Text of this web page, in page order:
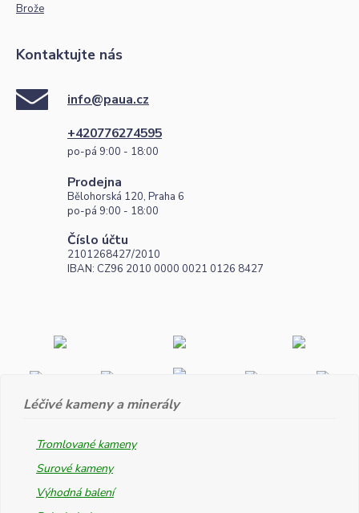
Brože
Kontaktujte nás
info@paua.cz
+420776274595
po-pá 9:00 - 18:00
Prodejna
Bělohorská 120, Praha 6
po-pá 9:00 - 18:00
Číslo účtu
2101268427/2010
IBAN: CZ96 2010 0000 0021 0126 8427
Léčivé kameny a minerály
Tromlované kameny
Surové kameny
Výhodná balení